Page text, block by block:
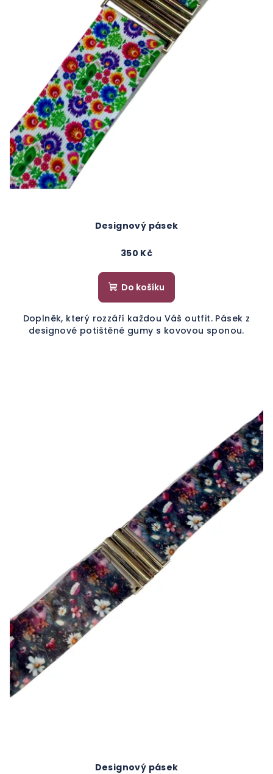
Designový pásek
350 Kč
Do košíku
Doplněk, který rozzáří každou Váš outfit. Pásek z
designové potištěné gumy s kovovou sponou.
Designový pásek